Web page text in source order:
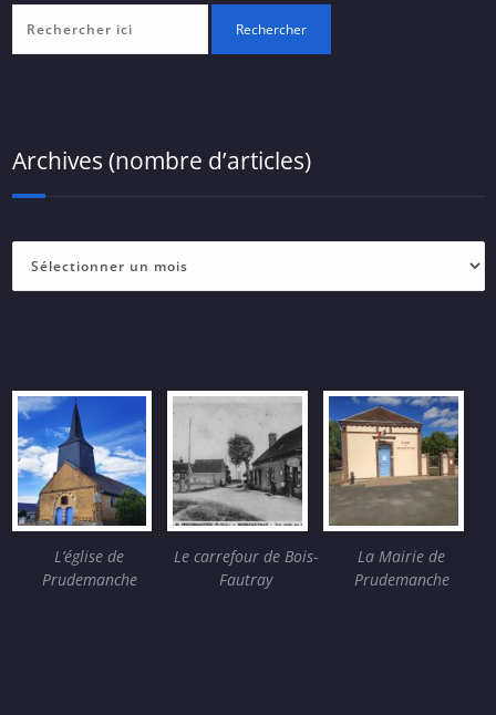
Archives (nombre d’articles)
(nombre
L’église de
Prudemanche
Le carrefour de Bois-
Fautray
La Mairie de
Prudemanche